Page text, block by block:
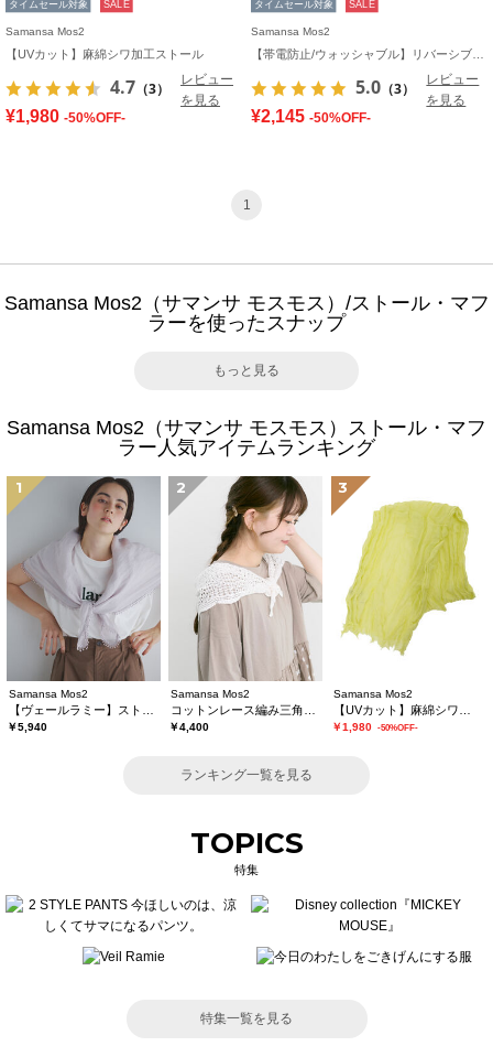
タイムセール対象 SALE
Samansa Mos2
【UVカット】麻綿シワ加工ストール
4.7 （3）
レビュー
を見る
¥1,980 -50%OFF-
タイムセール対象 SALE
Samansa Mos2
5.0 （3）
レビュー
を見る
¥2,145 -50%OFF-
1
Samansa Mos2（サマンサ モスモス）/ストール・マフ
ラーを使ったスナップ
もっと見る
Samansa Mos2（サマンサ モスモス）ストール・マフ
ラー人気アイテムランキング
1
Samansa Mos2
￥5,940
2
Samansa Mos2
￥4,400
3
Samansa Mos2
￥1,980 -50%OFF-
ランキング一覧を見る
TOPICS
特集
特集一覧を見る